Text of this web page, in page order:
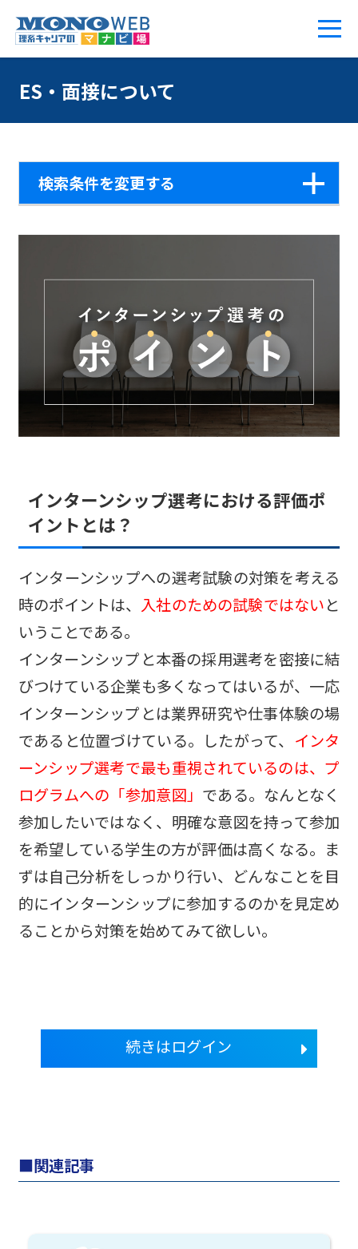
ES・面接について
検索条件を変更する
インターンシップ選考における評価ポ
イントとは？
インターンシップへの選考試験の対策を考える
時のポイントは、 入社のための試験ではないと
いうことである。
インターンシップと本番の採用選考を密接に結
びつけている企業も多くなってはいるが、一応
インターンシップとは業界研究や仕事体験の場
であると位置づけている。したがって、 インタ
ーンシップ選考で最も重視されているのは、プ
ログラムへの「参加意図」 である。なんとなく
参加したいではなく、明確な意図を持って参加
を希望している学生の方が評価は高くなる。ま
ずは自己分析をしっかり行い、どんなことを目
的にインターンシップに参加するのかを見定め
ることから対策を始めてみて欲しい。
続きはログイン
関連記事